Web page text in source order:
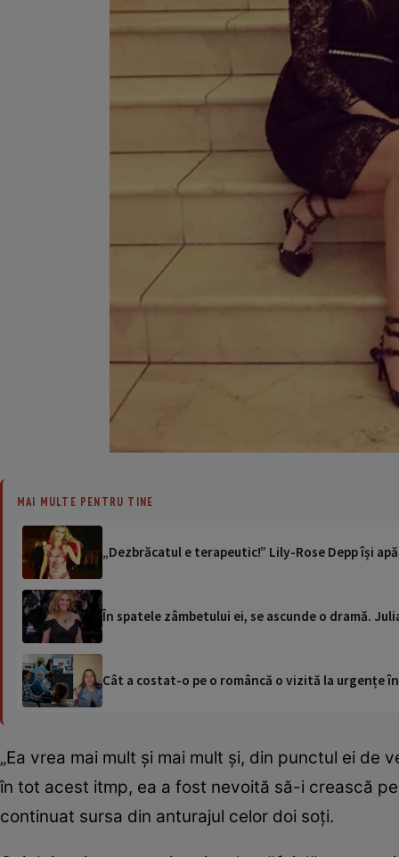
MAI MULTE PENTRU TINE
„Dezbrăcatul e terapeutic!” Lily-Rose Depp își
În spatele zâmbetului ei, se ascunde o dramă.
Cât a costat-o pe o româncă o vizită la urgențe
„Ea vrea mai mult și mai mult și, din punctul ei de
în tot acest itmp, ea a fost nevoită să-i crească
continuat sursa din anturajul celor doi soți.